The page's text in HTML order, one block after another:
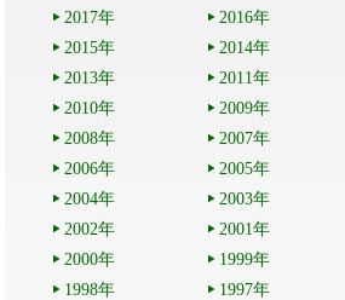
2017年
2016年
2015年
2014年
2013年
2011年
2010年
2009年
2008年
2007年
2006年
2005年
2004年
2003年
2002年
2001年
2000年
1999年
1998年
1997年